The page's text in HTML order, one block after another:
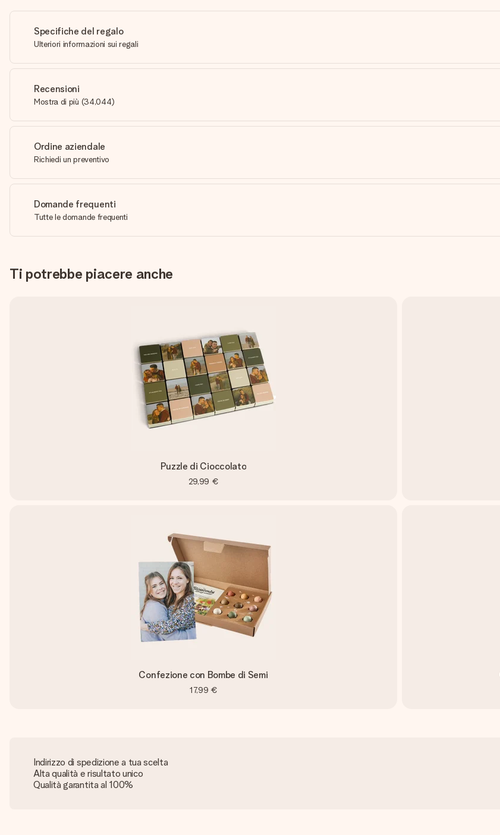
Specifiche del regalo
Ulteriori informazioni sui regali
Recensioni
Mostra di più (34,044)
Ordine aziendale
Richiedi un preventivo
Domande frequenti
Tutte le domande frequenti
Ti potrebbe piacere anche
Puzzle di Cioccolato
29,99 €
Confezione con Bombe di Semi
17,99 €
Indirizzo di spedizione a tua scelta
Alta qualità e risultato unico
Qualità garantita al 100%